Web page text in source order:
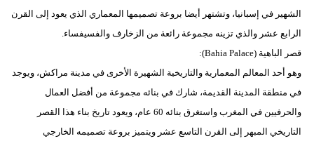
الشهير في إسبانيا، وتشتهر أيضا بروعة تصميمها المعماري الذي يعود إلى القرن
الرابع عشر والذي تزينه مجموعة رائعة من الزخارف والفسيفساء.
قصر الباهية (Bahia Palace):
وهو أحد المعالم المعمارية والتاريخية الشهيرة الأخرى في مدينة مراكش، ويوجد
في منطقة المدينة القديمة، شارك في بنائه مجموعة من أفضل العمال
والحرفيين في المغرب واستغرق بنائه 60 عام، ويعود تاريخ بناء هذا القصر
التاريخي المبهر إلى القرن التاسع عشر ويتميز بروعة تصميمه الخارجي